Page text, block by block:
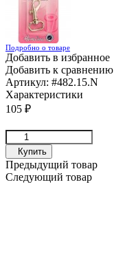
Подробно о товаре
Добавить в избранное
Добавить к сравнению
Артикул: #482.15.N
Характеристики
105 ₽
Купить
Предыдущий товар
Следующий товар